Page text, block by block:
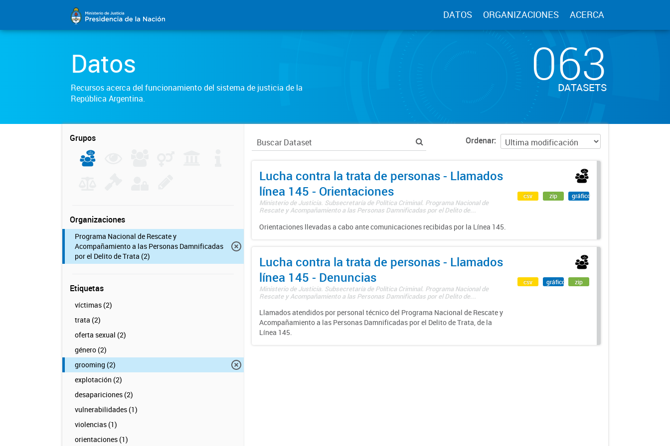
DATOS ORGANIZACIONES ACERCA
Datos
Recursos acerca del funcionamiento del sistema de justicia de la
República Argentina.
063
DATASETS
Grupos
Organizaciones
Programa Nacional de Rescate y
Acompañamiento a las Personas Damnificadas
por el Delito de Trata (2)
Etiquetas
víctimas (2)
trata (2)
oferta sexual (2)
género (2)
grooming (2)
explotación (2)
desapariciones (2)
vulnerabilidades (1)
violencias (1)
orientaciones (1)
Ordenar
Lucha contra la trata de personas - Llamados
línea 145 - Orientaciones
Ministerio de Justicia. Subsecretaría de Política Criminal. Programa Nacional de
Rescate y Acompañamiento a las Personas Damnificadas por el Delito de...
Orientaciones llevadas a cabo ante comunicaciones recibidas por la Línea 145.
csv zip gráfico
Lucha contra la trata de personas - Llamados
línea 145 - Denuncias
Ministerio de Justicia. Subsecretaría de Política Criminal. Programa Nacional de
Rescate y Acompañamiento a las Personas Damnificadas por el Delito de...
Llamados atendidos por personal técnico del Programa Nacional de Rescate y
Acompañamiento a las Personas Damnificadas por el Delito de Trata, de la
Línea 145.
csv gráfico zip